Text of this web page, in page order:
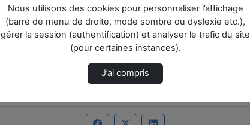
Nous utilisons des cookies pour personnaliser l’affichage
(barre de menu de droite, mode sombre ou dyslexie etc.),
gérer la session (authentification) et analyser le trafic du site
(pour certaines instances).
J’ai compris